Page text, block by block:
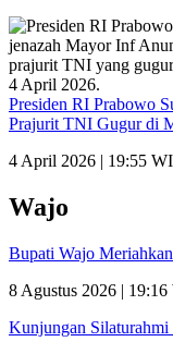
Presiden RI Prabowo
Prajurit TNI Gugur di
4 April 2026 | 19:55
Wajo
Bupati Wajo
8 Agustus 2026 |
Kunjungan